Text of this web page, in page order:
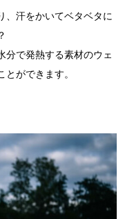
、汗をかいてベタベタに
分で発熱する素材のウェ
ができます。